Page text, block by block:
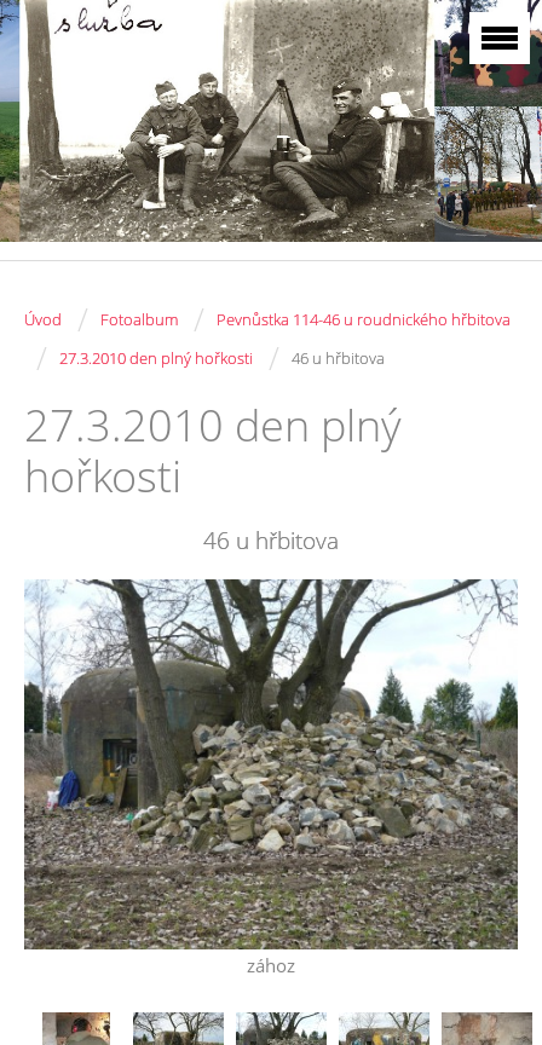
Úvod / Fotoalbum / Pevnůstka 114-46 u roudnického hřbitova
/ 27.3.2010 den plný hořkosti / 46 u hřbitova
27.3.2010 den plný
hořkosti
46 u hřbitova
zához